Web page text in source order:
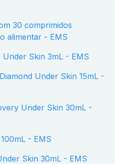
alimentar - EMS
Under Skin 3mL - EMS
- EMS
Skin 30mL - EMS